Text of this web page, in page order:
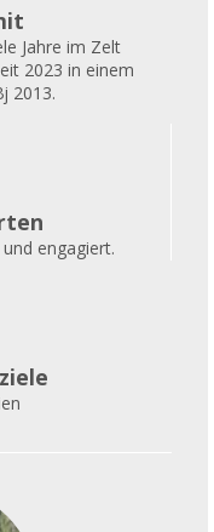
Jahre im Zelt
2023 in einem
2013.
engagiert.